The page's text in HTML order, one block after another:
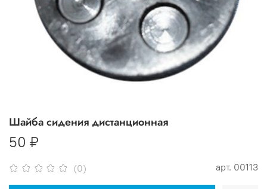
(0) арт. 00113
Шайба сидения дистанционная
50 ₽